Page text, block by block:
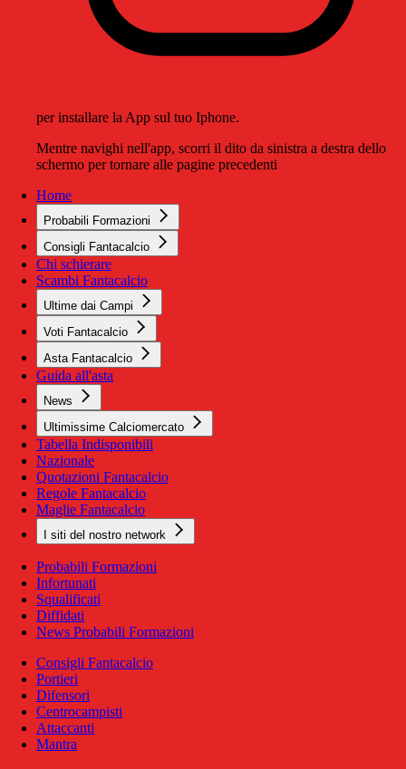
per installare la App sul tuo Iphone.
Mentre navighi nell'app, scorri il dito da sinistra a destra dello
schermo per tornare alle pagine precedenti
Home
Probabili Formazioni
Consigli Fantacalcio
Chi schierare
Scambi Fantacalcio
Ultime dai Campi
Voti Fantacalcio
Asta Fantacalcio
Guida all'asta
News
Ultimissime Calciomercato
Tabella Indisponibili
Nazionale
Quotazioni Fantacalcio
Regole Fantacalcio
Maglie Fantacalcio
I siti del nostro network
Probabili Formazioni
Infortunati
Squalificati
Diffidati
News Probabili Formazioni
Consigli Fantacalcio
Portieri
Difensori
Centrocampisti
Attaccanti
Mantra